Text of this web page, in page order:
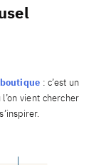
: c’est un
vient chercher